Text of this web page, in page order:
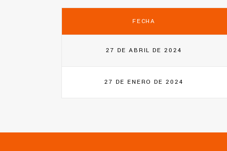
FECHA
27 DE ABRIL DE 2024
27 DE ENERO DE 2024